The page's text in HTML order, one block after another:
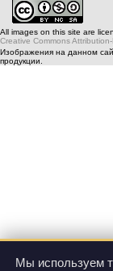
Мы используем
All images on this site are
Creative Commons
Изображения на данном
продукции.